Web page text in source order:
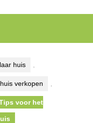
huis
verkopen
voor het